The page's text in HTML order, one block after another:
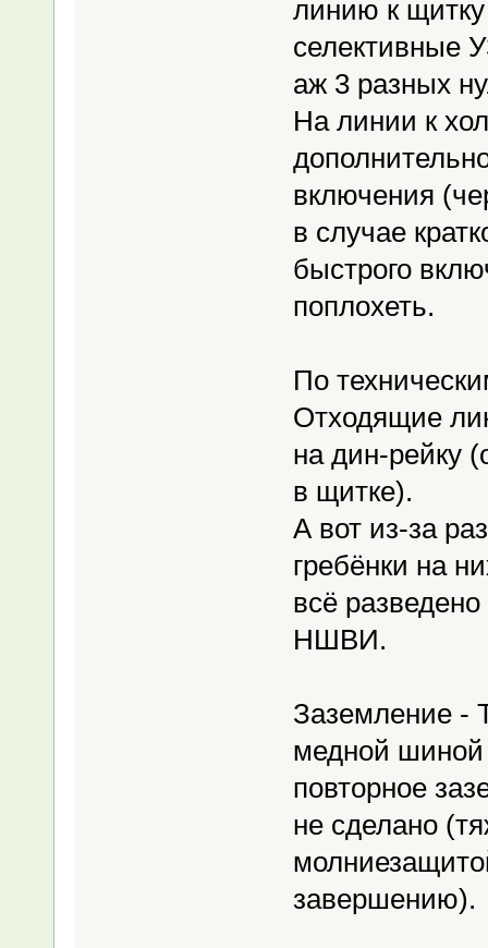
линию к щитку
селективные
аж 3 разных
На линии к
включения
в случае
быстрого
поплохеть.
По
Отходящие
на дин-рейку
в щитке).
А вот из-за
гребёнки на
всё
НШВИ.
Заземление -
медной шиной
повторное
не сделано
завершению).